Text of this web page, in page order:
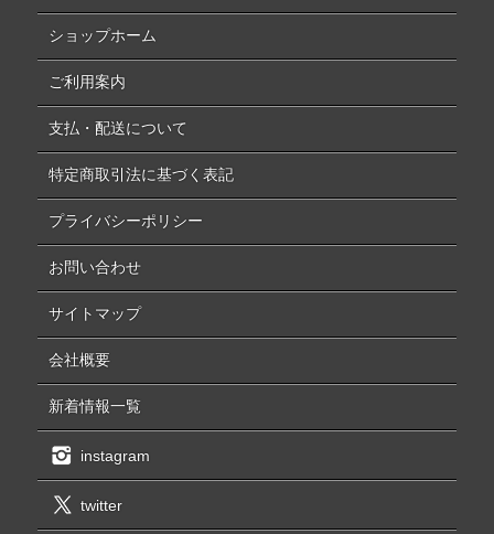
ショップホーム
ご利用案内
支払・配送について
特定商取引法に基づく表記
プライバシーポリシー
お問い合わせ
サイトマップ
会社概要
新着情報一覧
instagram
twitter